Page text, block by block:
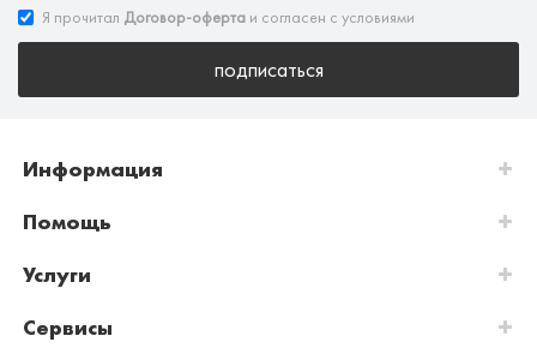
Я прочитал Договор-оферта и согласен с условиями
подписаться
Информация
Помощь
Услуги
Сервисы